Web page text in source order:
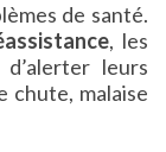
de santé.
, les
leurs
chute, malaise